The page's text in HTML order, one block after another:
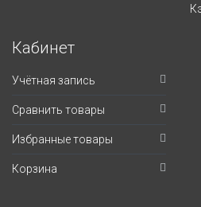
Кабинет
Учётная запись
Сравнить товары
Избранные товары
Корзина